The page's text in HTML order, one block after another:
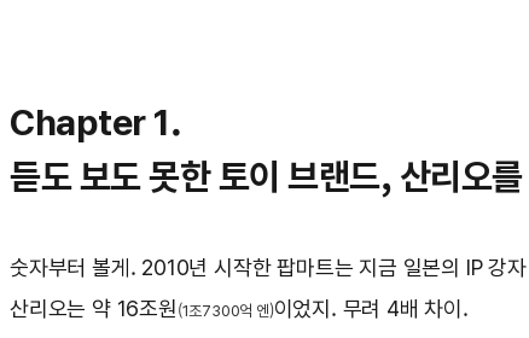
Chapter 1.
듣도 보도 못한 토이 브랜드, 산리오
숫자부터 볼게. 2010년 시작한 팝마트는 지금 일본의 IP 강
산리오는 약 16조원 (1조7300억 엔)이었지. 무려 4배 차이.